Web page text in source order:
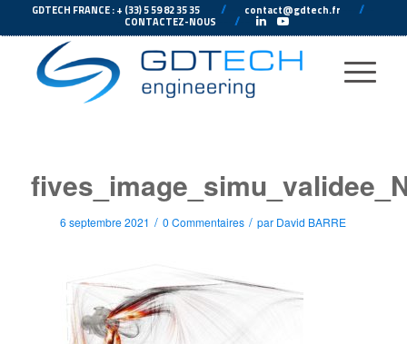
GDTECH FRANCE : + (33) 5 59 82 35 35 //--- contact@gdtech.fr //--
CONTACTEZ-NOUS ---// ---
6 septembre 2021 / 0 Commentaires / par David BARRE